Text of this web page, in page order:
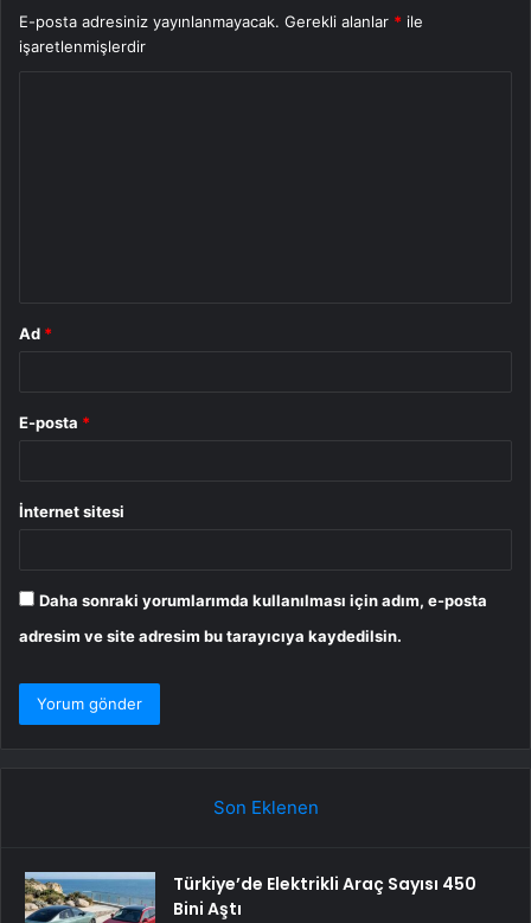
E-posta adresiniz yayınlanmayacak. Gerekli alanlar * ile
işaretlenmişlerdir
Ad *
E-posta *
İnternet sitesi
Daha sonraki yorumlarımda kullanılması için adım, e-posta
adresim ve site adresim bu tarayıcıya kaydedilsin.
Son Eklenen
Türkiye’de Elektrikli Araç Sayısı 450
Bini Aştı